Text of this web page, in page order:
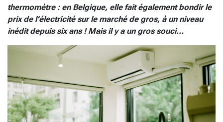
thermomètre : en Belgique, elle fait également bondir le
prix de l’électricité sur le marché de gros, à un niveau
inédit depuis six ans ! Mais il y a un gros souci…